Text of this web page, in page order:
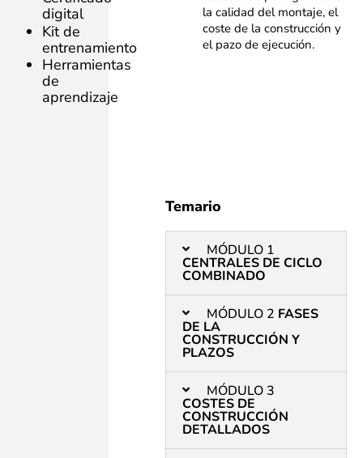
digital
Kit de
entrenamiento
Herramientas
de
aprendizaje
la calidad del montaje, el
coste de la construcción y
el pazo de ejecución.
Temario
MÓDULO 1
CENTRALES DE CICLO
COMBINADO
MÓDULO 2 FASES
DE LA
CONSTRUCCIÓN Y
PLAZOS
MÓDULO 3
COSTES DE
CONSTRUCCIÓN
DETALLADOS